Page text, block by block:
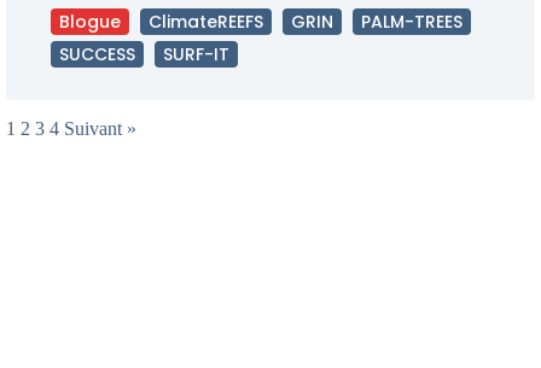
Blogue ClimateREEFS GRIN
PALM-TREES
SUCCESS
SURF-IT
1 2 3 4 Suivant »